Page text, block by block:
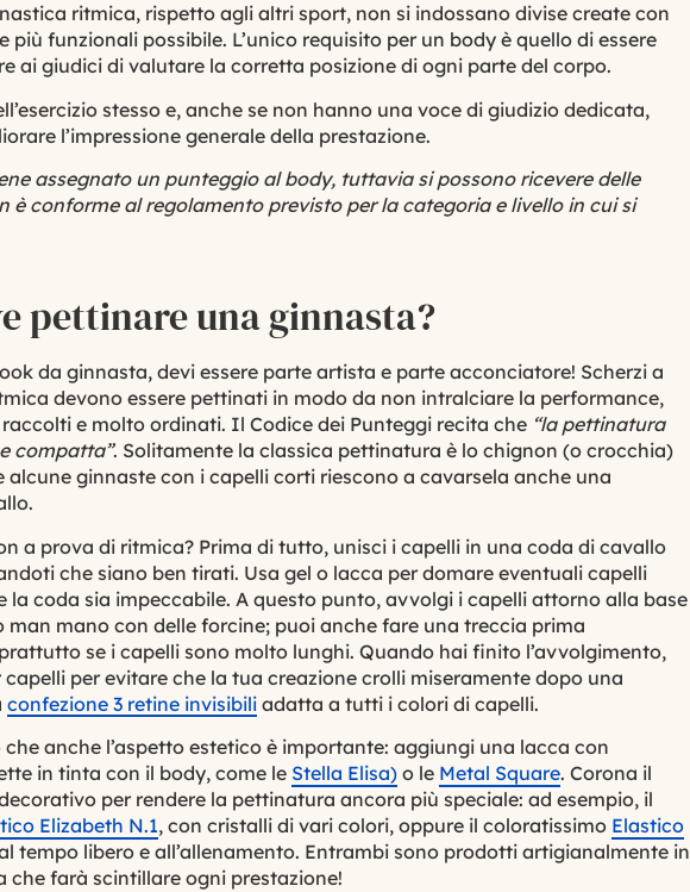
ritmica, rispetto agli altri sport, non si indossano divise create con
più funzionali possibile. L’unico requisito per un body è quello di essere
ai giudici di valutare la corretta posizione di ogni parte del corpo.
esercizio stesso e, anche se non hanno una voce di giudizio dedicata,
l’impressione generale della prestazione.
assegnato un punteggio al body, tuttavia si possono ricevere delle
è conforme al regolamento previsto per la categoria e livello in cui si
pettinare una ginnasta?
da ginnasta, devi essere parte artista e parte acconciatore! Scherzi a
devono essere pettinati in modo da non intralciare la performance,
e molto ordinati. Il Codice dei Punteggi recita che “la pettinatura
compatta”. Solitamente la classica pettinatura è lo chignon (o crocchia)
alcune ginnaste con i capelli corti riescono a cavarsela anche una
a prova di ritmica? Prima di tutto, unisci i capelli in una coda di cavallo
che siano ben tirati. Usa gel o lacca per domare eventuali capelli
la coda sia impeccabile. A questo punto, avvolgi i capelli attorno alla base
man mano con delle forcine; puoi anche fare una treccia prima
se i capelli sono molto lunghi. Quando hai finito l’avvolgimento,
per evitare che la tua creazione crolli miseramente dopo una
confezione 3 retine invisibili adatta a tutti i colori di capelli.
anche l’aspetto estetico è importante: aggiungi una lacca con
in tinta con il body, come le Stella Elisa) o le Metal Square. Corona il
per rendere la pettinatura ancora più speciale: ad esempio, il
Elizabeth N.1, con cristalli di vari colori, oppure il coloratissimo Elastico
tempo libero e all’allenamento. Entrambi sono prodotti artigianalmente in
che farà scintillare ogni prestazione!